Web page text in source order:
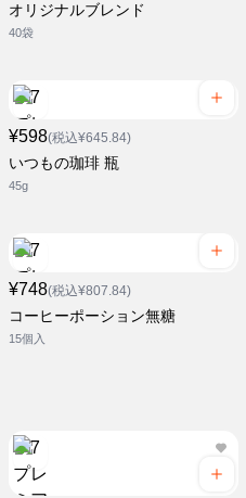
オリジナルブレンド
40袋
¥598(税込¥645.84)
いつもの珈琲 瓶
45g
¥748(税込¥807.84)
コーヒーポーション無糖
15個入